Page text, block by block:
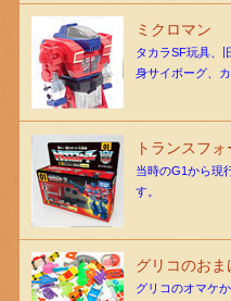
ミクロマン
タカラSF玩具、
身サイボーグ、
トランスフ
当時のG1から現
す。
グリコのお
グリコのオマケ